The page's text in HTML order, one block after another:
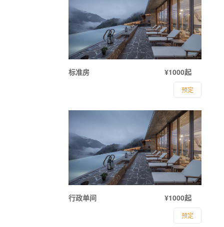
标准房 ¥1000起
预定
行政单间 ¥1000起
预定